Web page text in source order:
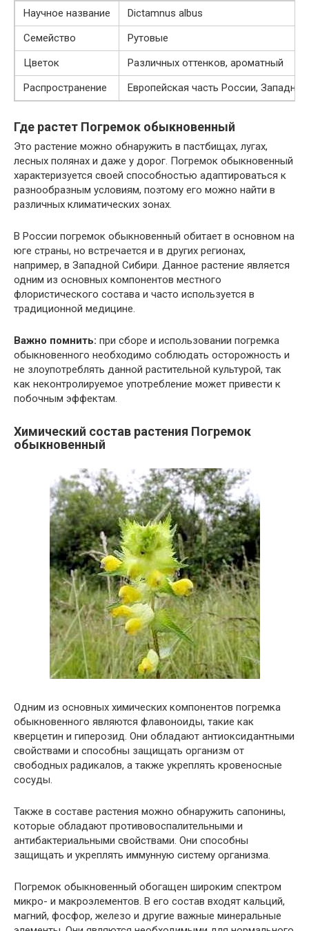
Научное название
Dictamnus albus
Семейство
Рутовые
Цветок
Различных оттенков, ароматный
Распространение
Европейская часть России,
Где растет Погремок обыкновенный
Это растение можно обнаружить в пастбищах, лугах,
лесных полянах и даже у дорог. Погремок обыкновенный
характеризуется своей способностью адаптироваться к
разнообразным условиям, поэтому его можно найти в
различных климатических зонах.
В России погремок обыкновенный обитает в основном на
юге страны, но встречается и в других регионах,
например, в Западной Сибири. Данное растение является
одним из основных компонентов местного
флористического состава и часто используется в
традиционной медицине.
Важно помнить: при сборе и использовании погремка
обыкновенного необходимо соблюдать осторожность и
не злоупотреблять данной растительной культурой, так
как неконтролируемое употребление может привести к
побочным эффектам.
Химический состав растения Погремок
обыкновенный
Одним из основных химических компонентов погремка
обыкновенного являются флавоноиды, такие как
кверцетин и гиперозид. Они обладают антиоксидантными
свойствами и способны защищать организм от
свободных радикалов, а также укреплять кровеносные
сосуды.
Также в составе растения можно обнаружить сапонины,
которые обладают противовоспалительными и
антибактериальными свойствами. Они способны
защищать и укреплять иммунную систему организма.
Погремок обыкновенный обогащен широким спектром
микро- и макроэлементов. В его состав входят кальций,
магний, фосфор, железо и другие важные минеральные